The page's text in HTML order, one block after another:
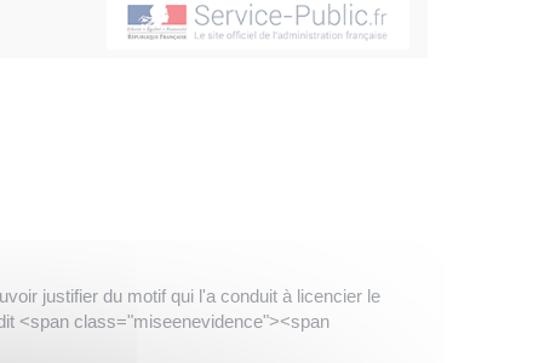
justifier du motif qui l'a conduit à licencier le
<span class="miseenevidence"><span